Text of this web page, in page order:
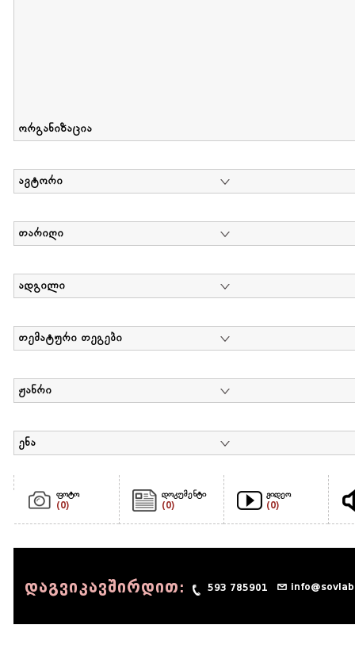
ორგანიზაცია
ავტორი
თარიღი
ადგილი
თემატური თეგები
ჟანრი
ენა
ფოტო
(0)
დოკუმენტი
(0)
ვიდეო
(0)
დაგვიკავშირდით: 593 785901